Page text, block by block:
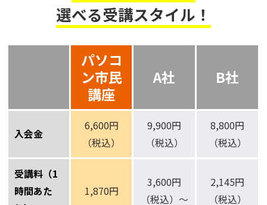
選べる受講スタイル！
パソコ
ン市民
講座
A社 B社
入会金
6,600円
（税込）
9,900円
（税込）
8,800円
（税込）
受講料（1
時間あた
1,870円
3,600円
（税込）～
2,145円
（税込）